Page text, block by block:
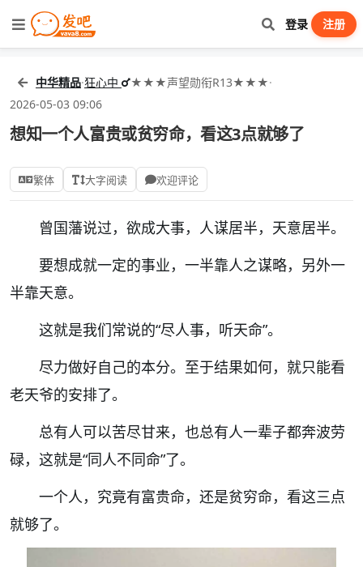
登录 注册
中华精品·狂心中 ★★★声望勋衔R13★★★·
2026-05-03 09:06
想知一个人富贵或贫穷命，看这3点就够了
繁体 大字阅读 欢迎评论
曾国藩说过，欲成大事，人谋居半，天意居半。
要想成就一定的事业，一半靠人之谋略，另外一
半靠天意。
这就是我们常说的“尽人事，听天命”。
尽力做好自己的本分。至于结果如何，就只能看
老天爷的安排了。
总有人可以苦尽甘来，也总有人一辈子都奔波劳
碌，这就是“同人不同命”了。
一个人，究竟有富贵命，还是贫穷命，看这三点
就够了。